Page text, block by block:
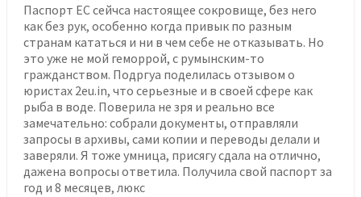
Паспорт ЕС сейчса настоящее сокровище, без него
как без рук, особенно когда привык по разным
странам кататься и ни в чем себе не отказывать. Но
это уже не мой геморрой, с румынским-то
гражданством. Подргуа поделилась отзывом о
юристах 2eu.in, что серьезные и в своей сфере как
рыба в воде. Поверила не зря и реально все
замечательно: собрали документы, отправляли
запросы в архивы, сами копии и переводы делали и
заверяли. Я тоже умница, присягу сдала на отлично,
дажена вопросы ответила. Получила свой паспорт за
год и 8 месяцев, люкс